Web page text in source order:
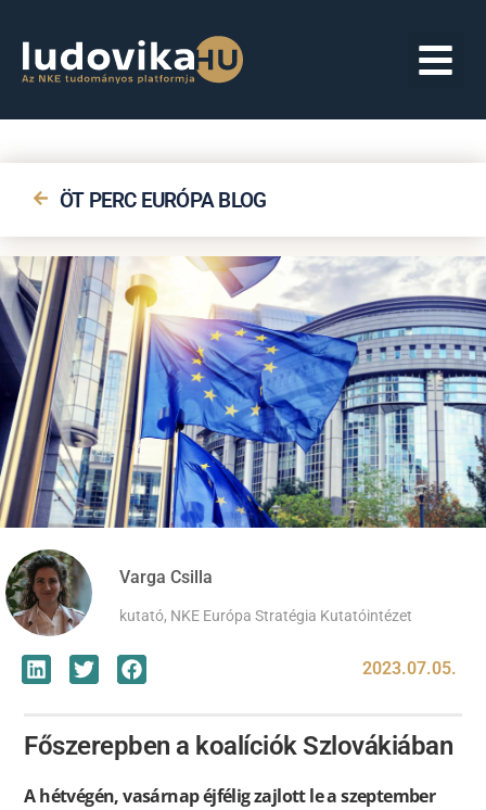
ÖT PERC EURÓPA BLOG
Varga Csilla
kutató, NKE Európa Stratégia Kutatóintézet
2023.07.05.
Főszerepben a koalíciók Szlovákiában
A hétvégén, vasárnapéjfélig zajlott le a szeptember